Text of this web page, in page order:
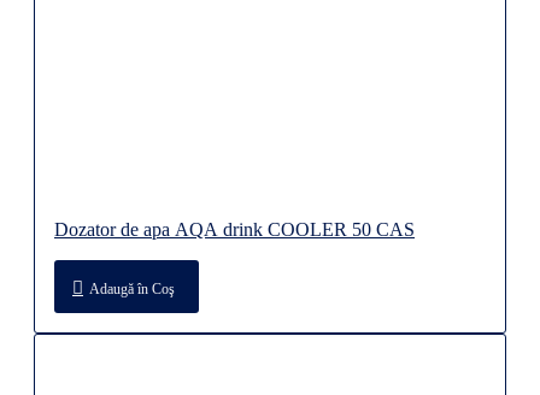
Dozator de apa AQA drink COOLER 50 CAS
Adaugă în Coş